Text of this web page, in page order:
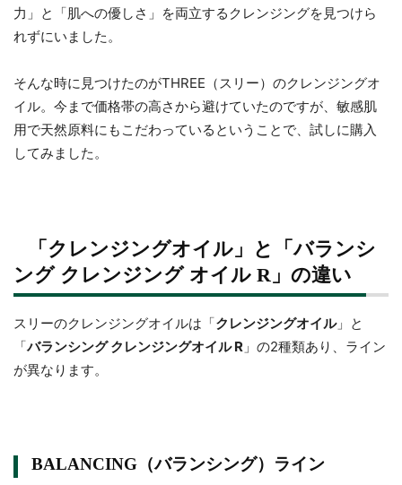
力」と「肌への優しさ」を両立するクレンジングを見つけら
れずにいました。
そんな時に見つけたのがTHREE（スリー）のクレンジングオ
イル。今まで価格帯の高さから避けていたのですが、敏感肌
用で天然原料にもこだわっているということで、試しに購入
してみました。
「クレンジングオイル」と「バランシ
ング クレンジング オイル R」の違い
スリーのクレンジングオイルは「クレンジングオイル」と
「バランシング クレンジングオイル R 」の2種類あり、ライン
が異なります。
BALANCING（バランシング）ライン